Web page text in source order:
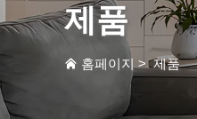
제품
홈페이지 >제품